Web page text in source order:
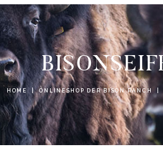
HOME ONLINESHOP DER BISON RANCH